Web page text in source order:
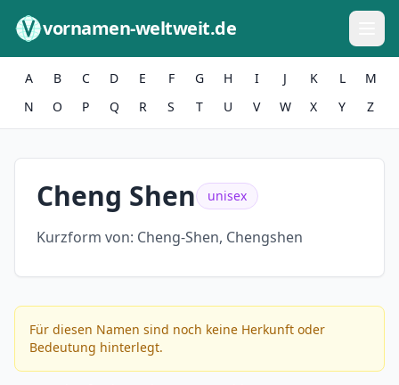
vornamen-weltweit.de
A B C D E F G H I J K L
M
N
O P Q R S T U V W X Y Z
Cheng Shen unisex
Kurzform von: Cheng-Shen, Chengshen
Für diesen Namen sind noch keine Herkunft oder
Bedeutung hinterlegt.